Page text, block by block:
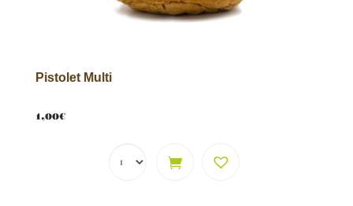
Pistolet Multi
1,00€
4 Picolos "Multi"